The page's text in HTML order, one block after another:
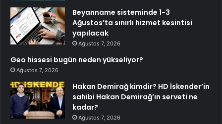
Beyanname sisteminde 1-3
Ağustos’ta sınırlı hizmet kesintisi
yapılacak
Ağustos 7, 2026
Geo hissesi bugün neden yükseliyor?
Ağustos 7, 2026
Hakan Demirağ kimdir? HD İskender’in
sahibi Hakan Demirağ’ın serveti ne
kadar?
Ağustos 7, 2026